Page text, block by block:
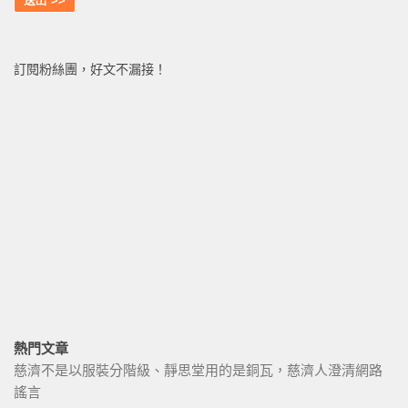
訂閱粉絲團，好文不漏接！
熱門文章
慈濟不是以服裝分階級、靜思堂用的是銅瓦，慈濟人澄清網路
謠言